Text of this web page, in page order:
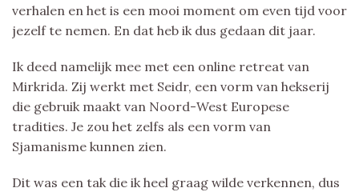
verhalen en het is een mooi moment om even tijd voor
jezelf te nemen. En dat heb ik dus gedaan dit jaar.
Ik deed namelijk mee met een online retreat van
Mirkrida. Zij werkt met Seidr, een vorm van hekserij
die gebruik maakt van Noord-West Europese
tradities. Je zou het zelfs als een vorm van
Sjamanisme kunnen zien.
Dit was een tak die ik heel graag wilde verkennen, dus